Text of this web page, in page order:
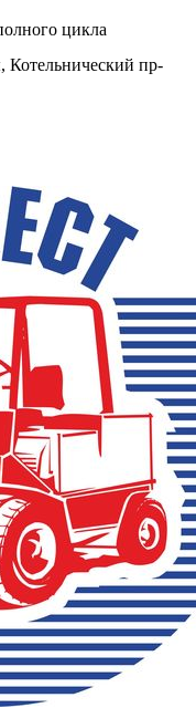
цикла
Котельнический пр-